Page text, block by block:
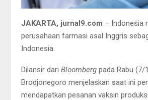
JAKARTA, jurnal9.com – Indonesia
perusahaan farmasi asal Inggris
Indonesia.
Dilansir dari Bloomberg pada Rabu (7/
Brodjonegoro menjelaskan saat ini
mendapatkan pesanan vaksin